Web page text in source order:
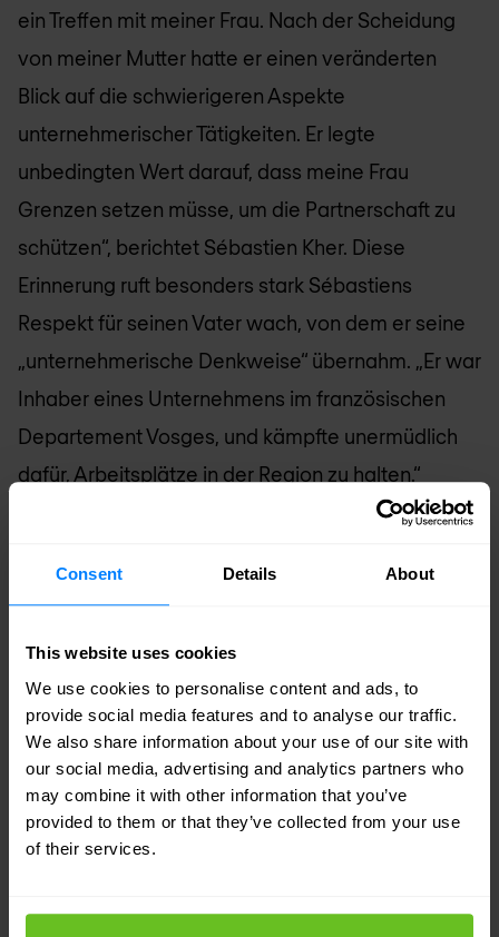
Consent Details About
This website uses cookies
We use cookies to personalise content and ads, to
provide social media features and to analyse our traffic.
We also share information about your use of our site with
our social media, advertising and analytics partners who
may combine it with other information that you’ve
provided to them or that they’ve collected from your use
of their services.
ein Treffen mit meiner Frau. Nach der Scheidung
von meiner Mutter hatte er einen veränderten
Blick auf die schwierigeren Aspekte
unternehmerischer Tätigkeiten. Er legte
unbedingten Wert darauf, dass meine Frau
Grenzen setzen müsse, um die Partnerschaft zu
schützen“, berichtet Sébastien Kher. Diese
Erinnerung ruft besonders stark Sébastiens
Respekt für seinen Vater wach, von dem er seine
„unternehmerische Denkweise“ übernahm. „Er war
Inhaber eines Unternehmens im französischen
Departement Vosges, und kämpfte unermüdlich
dafür, Arbeitsplätze in der Region zu halten.“
jüdischen Großvater mütterlicherseits, der dem
Krieg entkam und immer größte
Liebenswürdigkeit zeigte, ist Sébastien Kher reich
mit Tugenden gesegnet. Er selbst spricht aber
auch von einem „immensen Respekt“ für Sportler
wie Rafael Nadal: „Er ist authentisch freundlich
und behandelt Menschen mit Respekt. Er ist
sicherlich nicht so gewieft wie [Roger] Federer,
Gründer von Nomios schätzt sein eigenes